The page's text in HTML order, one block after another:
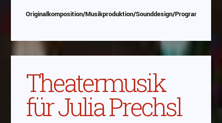
Google
Originalkomposition/Musikproduktion/Sounddesign/
Theatermusik
für Julia Prechsl